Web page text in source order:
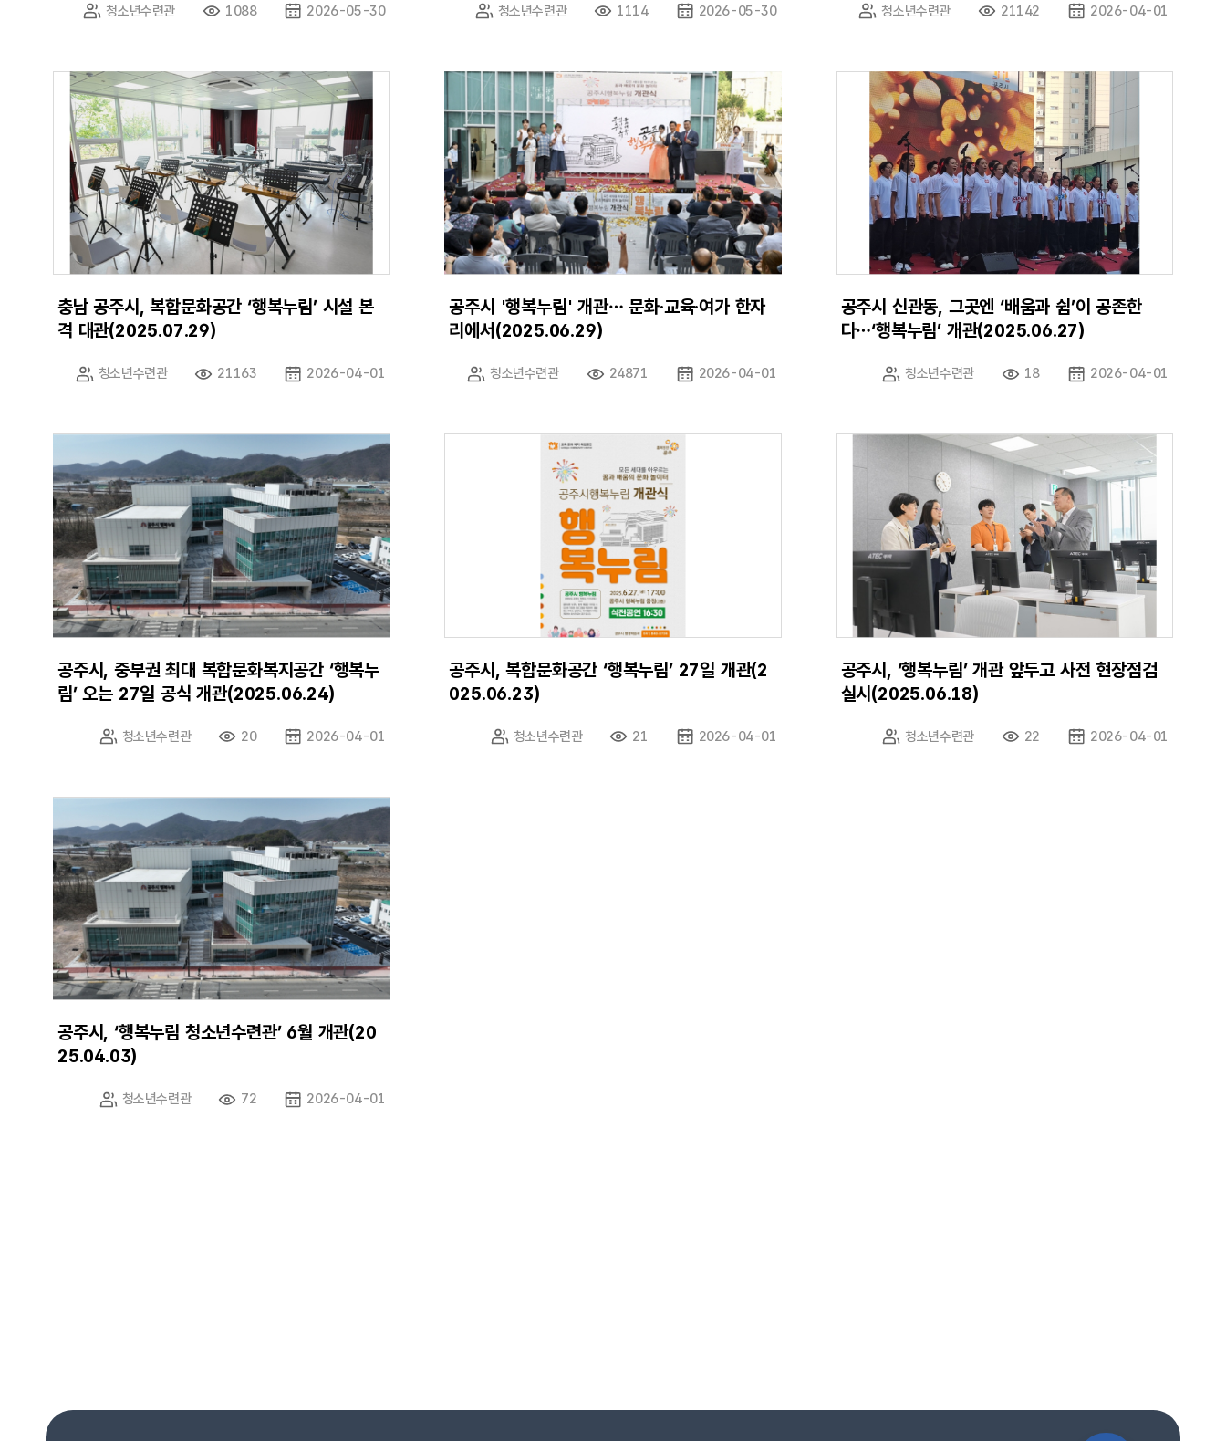
청소년수련관 1088 2026-05-30 청소년수련관 1114 2026-05-30 청소년수련관 21142 2026-04-01
충남 공주시, 복합문화공간 ‘행복누림’ 시설 본
격 대관(2025.07.29)
청소년수련관 21163 2026-04-01
공주시 '행복누림' 개관… 문화·교육·여가 한자
리에서(2025.06.29)
청소년수련관 24871 2026-04-01
공주시 신관동, 그곳엔 ‘배움과 쉼’이 공존한
다…‘행복누림’ 개관(2025.06.27)
청소년수련관 18 2026-04-01
공주시, 중부권 최대 복합문화복지공간 ‘행복누
림’ 오는 27일 공식 개관(2025.06.24)
청소년수련관 20 2026-04-01
공주시, 복합문화공간 ‘행복누림’ 27일 개관(2
025.06.23)
청소년수련관 21 2026-04-01
공주시, ‘행복누림’ 개관 앞두고 사전 현장점검
실시(2025.06.18)
청소년수련관 22 2026-04-01
공주시, ‘행복누림 청소년수련관’ 6월 개관(20
25.04.03)
청소년수련관 72 2026-04-01